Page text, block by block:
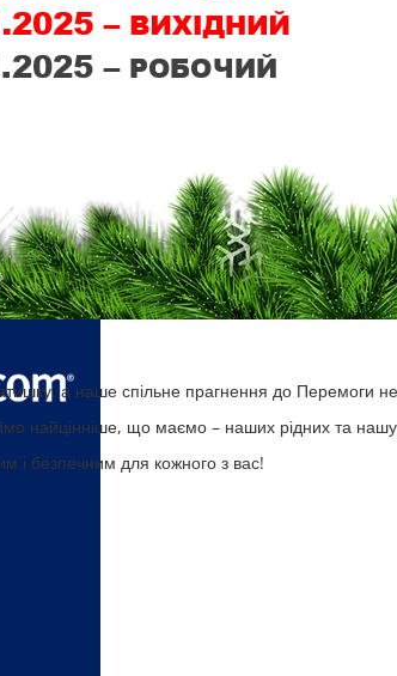
а наше спільне прагнення до Перемоги
найцінніше, що маємо – наших рідних та нашу
і безпечним для кожного з вас!